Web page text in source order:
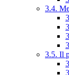
3.4.
3.5. Il